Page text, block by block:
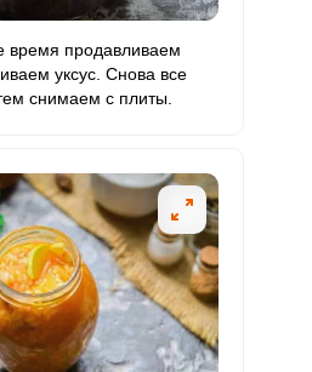
время продавливаем
уксус. Снова все
снимаем с плиты.